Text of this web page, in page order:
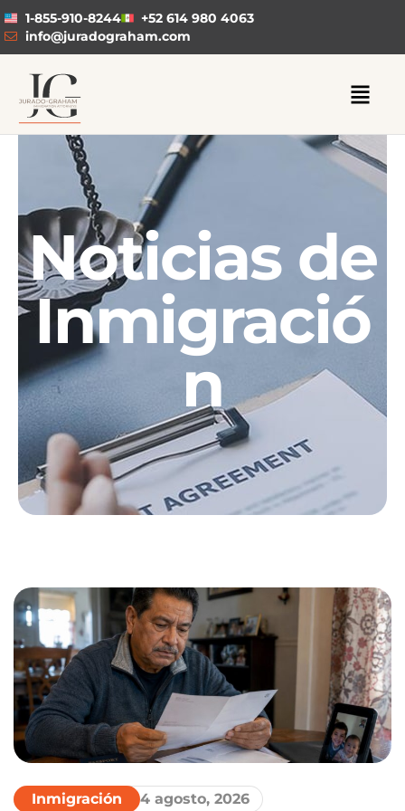
1-855-910-8244
+52 614 980 4063
info@juradograham.com
Noticias de
Inmigració
n
Inmigración 4 agosto, 2026